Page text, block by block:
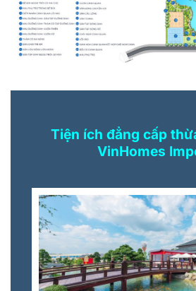
Tiện ích đẳng cấp
VinHomes